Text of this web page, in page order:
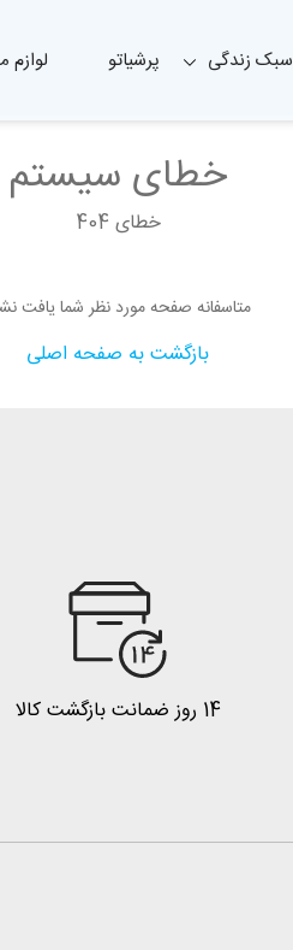
سبک زندگی پرشیاتو
خطای سیستم
خطای 404
متاسفانه صفحه مورد نظر شما یافت
بازگشت به صفحه اصلی
14 روز ضمانت بازگشت کالا